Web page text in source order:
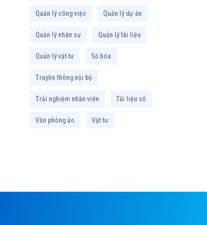
Quản lý công việc Quản lý dự án
Quản lý nhân sự Quản lý tài liệu
Quản lý vật tư Số hóa
Truyền thông nội bộ
Trải nghiệm nhân viên Tài liệu số
Văn phòng ảo Vật tư